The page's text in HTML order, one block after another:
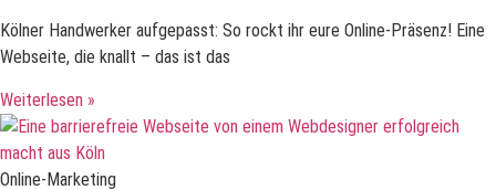
Kölner Handwerker aufgepasst: So rockt ihr eure Online-Präsenz! Eine
Webseite, die knallt – das ist das
Weiterlesen »
Online-Marketing